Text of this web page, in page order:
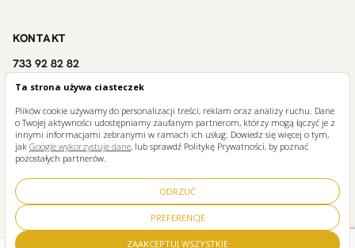
Ta strona używa ciasteczek
Plików cookie używamy do personalizacji treści, reklam oraz analizy ruchu. Dane
o Twojej aktywności udostępniamy zaufanym partnerom, którzy mogą łączyć je z
innymi informacjami zebranymi w ramach ich usług. Dowiedz się więcej o tym,
jak Google wykorzystuje dane, lub sprawdź Politykę Prywatności, by poznać
pozostałych partnerów.
ODRZUĆ
PREFERENCJE
ZAAKCEPTUJ WSZYSTKIE
KONTAKT
733 92 82 82
32 783 73 99
Grupa Angelius, ul. Fabryczna 15B, 40-611 Katowice
klinika@perfecthairclinic.pl
Perfect Hair Clinic. Wszelkie prawa zastrzeżone.
Polityka prywatności